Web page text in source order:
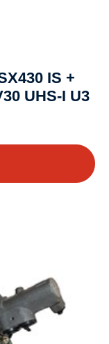
IS +
UHS-I U3